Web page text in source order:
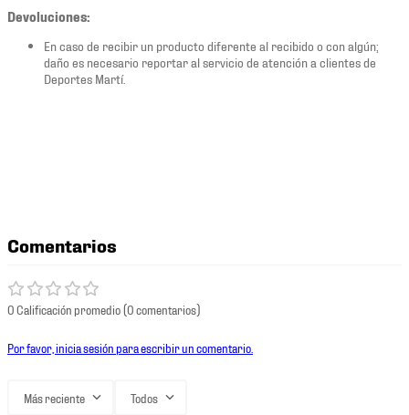
Devoluciones:
En caso de recibir un producto diferente al recibido o con algún;
daño es necesario reportar al servicio de atención a clientes de
Deportes Martí.
Comentarios
0 Calificación promedio(0 comentarios)
Por favor, inicia sesión para escribir un comentario.
Más reciente Todos